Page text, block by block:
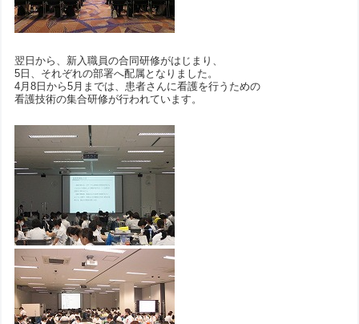
翌日から、新入職員の合同研修がはじまり、
5日、それぞれの部署へ配属となりました。
4月8日から5月までは、患者さんに看護を行うための
看護技術の集合研修が行われています。